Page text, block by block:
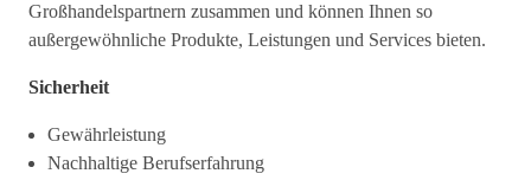
Großhandelspartnern zusammen und können Ihnen so
außergewöhnliche Produkte, Leistungen und Services bieten.
Sicherheit
Gewährleistung
Nachhaltige Berufserfahrung